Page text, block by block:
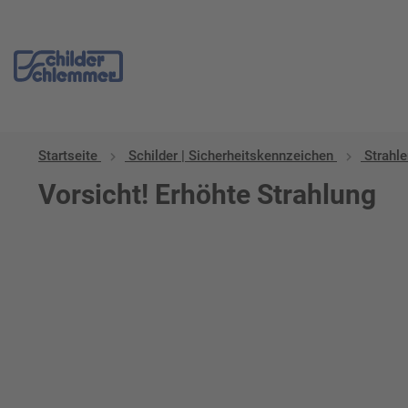
Startseite Schilder | Sicherheitskennzeichen
Vorsicht! Erhöhte Strahlung